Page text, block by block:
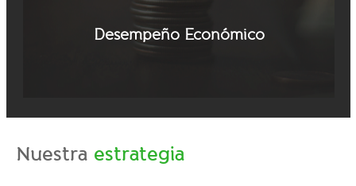
Desempeño Económico
Nuestra estrategia